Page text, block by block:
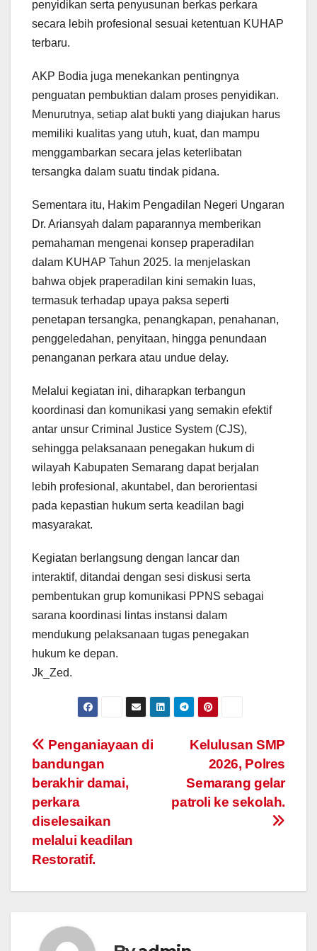
penyidikan serta penyusunan berkas perkara
secara lebih profesional sesuai ketentuan KUHAP
terbaru.
AKP Bodia juga menekankan pentingnya
penguatan pembuktian dalam proses penyidikan.
Menurutnya, setiap alat bukti yang diajukan harus
memiliki kualitas yang utuh, kuat, dan mampu
menggambarkan secara jelas keterlibatan
tersangka dalam suatu tindak pidana.
Sementara itu, Hakim Pengadilan Negeri Ungaran
Dr. Ariansyah dalam paparannya memberikan
pemahaman mengenai konsep praperadilan
dalam KUHAP Tahun 2025. Ia menjelaskan
bahwa objek praperadilan kini semakin luas,
termasuk terhadap upaya paksa seperti
penetapan tersangka, penangkapan, penahanan,
penggeledahan, penyitaan, hingga penundaan
penanganan perkara atau undue delay.
Melalui kegiatan ini, diharapkan terbangun
koordinasi dan komunikasi yang semakin efektif
antar unsur Criminal Justice System (CJS),
sehingga pelaksanaan penegakan hukum di
wilayah Kabupaten Semarang dapat berjalan
lebih profesional, akuntabel, dan berorientasi
pada kepastian hukum serta keadilan bagi
masyarakat.
Kegiatan berlangsung dengan lancar dan
interaktif, ditandai dengan sesi diskusi serta
pembentukan grup komunikasi PPNS sebagai
sarana koordinasi lintas instansi dalam
mendukung pelaksanaan tugas penegakan
hukum ke depan.
Jk_Zed.
Post
navigation
Kelulusan SMP
2026, Polres
Semarang gelar
patroli ke sekolah.
Penganiayaan di
bandungan
berakhir damai,
perkara
diselesaikan
melalui keadilan
Restoratif.